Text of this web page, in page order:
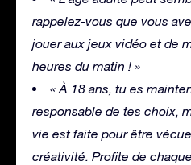
rappelez-vous que vous
jouer aux jeux vidéo et de
heures du matin ! »
« À 18 ans, tu es
responsable de tes choix,
vie est faite pour être
créativité. Profite de